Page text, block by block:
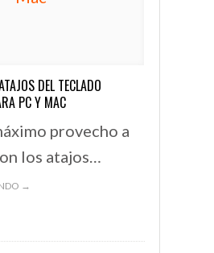
DEL TECLADO
PC Y MAC
provecho a
los atajos…
→